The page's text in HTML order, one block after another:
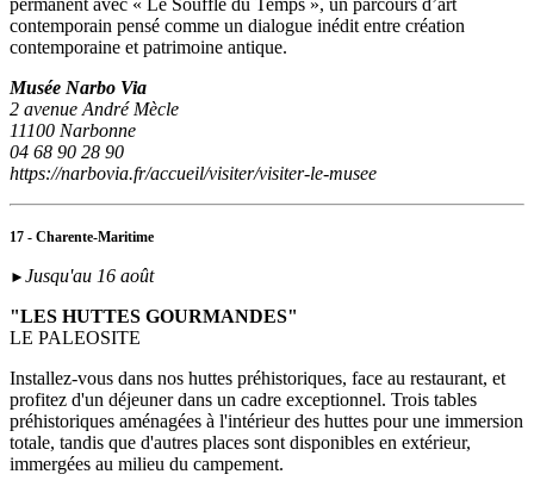
permanent avec « Le Souffle du Temps », un parcours d’art
contemporain pensé comme un dialogue inédit entre création
contemporaine et patrimoine antique.
Musée Narbo Via
2 avenue André Mècle
11100 Narbonne
04 68 90 28 90
https://narbovia.fr/accueil/visiter/visiter-le-musee
17 - Charente-Maritime
► Jusqu'au 16 août
"LES HUTTES GOURMANDES"
LE PALEOSITE
Installez-vous dans nos huttes préhistoriques, face au restaurant, et
profitez d'un déjeuner dans un cadre exceptionnel. Trois tables
préhistoriques aménagées à l'intérieur des huttes pour une immersion
totale, tandis que d'autres places sont disponibles en extérieur,
immergées au milieu du campement.